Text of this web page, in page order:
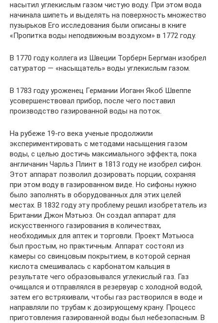
насытил углекислым газом чистую воду. При этом вода
начинала шипеть и выделять на поверхность множество
пузырьков Его исследования были описаны в книге
«Пропитка воды неподвижным воздухом» в 1772 году.
В 1770 году коллега из Швеции Торберн Бергман изобрел
сатуратор — «насыщатель» воды углекислым газом.
В 1783 году уроженец Германии Иоганн Якоб Швеппе
усовершенствовал прибор, после чего поставил
производство газированной воды на поток.
На рубеже 19-го века ученые продолжили
экспериментировать с методами насыщения газом
воды, с целью достичь максимального эффекта, пока
англичанин Чарльз Плинт в 1813 году не изобрел сифон.
Этот аппарат позволил дозировать порции, сохраняя
при этом воду в газированном виде. Но сифоны нужно
было заполнять в оборудованных для этих целей
местах. В 1832 году эту проблему решил изобретатель из
Британии Джон Мэтьюз. Он создал аппарат для
искусственного газирования в количествах,
необходимых для аптек и торговли. Проект Мэтьюса
был простым, но практичным. Аппарат состоял из
камеры со свинцовым покрытием, в которой серная
кислота смешивалась с карбонатом кальция в
результате чего образовывался углекислый газ. Газ
очищался и отправлялся в резервуар с холодной водой,
затем его встряхивали, чтобы газ растворился в воде и
направляли по трубам к дозирующему крану. Процесс
приготовления газированной воды был небезопасным. В